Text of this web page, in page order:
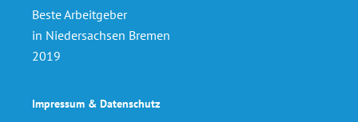
Beste Arbeitgeber
in Niedersachsen Bremen
2019
Impressum & Datenschutz